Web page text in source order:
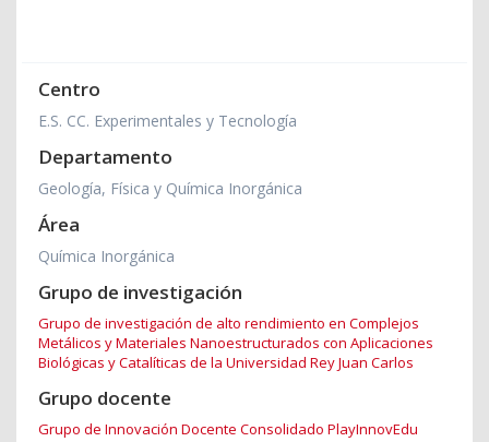
Centro
E.S. CC. Experimentales y Tecnología
Departamento
Geología, Física y Química Inorgánica
Área
Química Inorgánica
Grupo de investigación
Grupo de investigación de alto rendimiento en Complejos
Metálicos y Materiales Nanoestructurados con Aplicaciones
Biológicas y Catalíticas de la Universidad Rey Juan Carlos
Grupo docente
Grupo de Innovación Docente Consolidado PlayInnovEdu